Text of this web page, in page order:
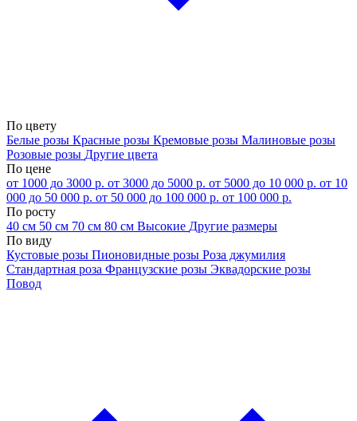
По цвету
Белые розы Красные розы Кремовые розы Малиновые розы
Розовые розы Другие цвета
По цене
от 1000 до 3000 р. от 3000 до 5000 р. от 5000 до 10 000 р. от 10
000 до 50 000 р. от 50 000 до 100 000 р. от 100 000 р.
По росту
40 см 50 см 70 см 80 см Высокие Другие размеры
По виду
Кустовые розы Пионовидные розы Роза джумилия
Стандартная роза Французские розы Эквадорские розы
Повод